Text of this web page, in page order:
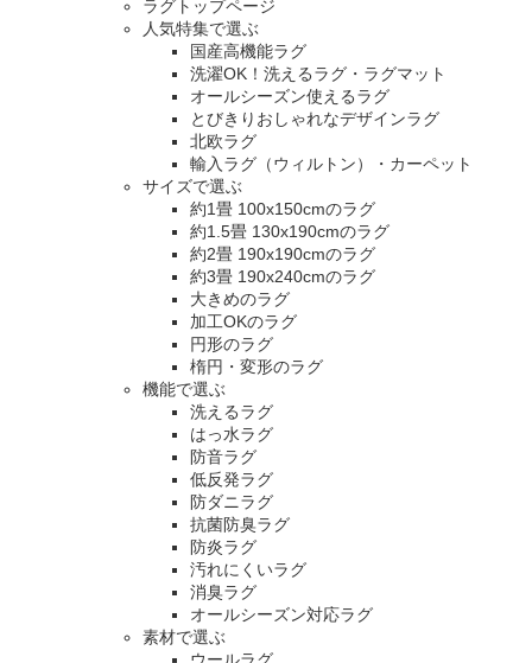
ラグトップページ
人気特集で選ぶ
国産高機能ラグ
洗濯OK！洗えるラグ・ラグマット
オールシーズン使えるラグ
とびきりおしゃれなデザインラグ
北欧ラグ
輸入ラグ（ウィルトン）・カーペット
サイズで選ぶ
約1畳 100x150cmのラグ
約1.5畳 130x190cmのラグ
約2畳 190x190cmのラグ
約3畳 190x240cmのラグ
大きめのラグ
加工OKのラグ
円形のラグ
楕円・変形のラグ
機能で選ぶ
洗えるラグ
はっ水ラグ
防音ラグ
低反発ラグ
防ダニラグ
抗菌防臭ラグ
防炎ラグ
汚れにくいラグ
消臭ラグ
オールシーズン対応ラグ
素材で選ぶ